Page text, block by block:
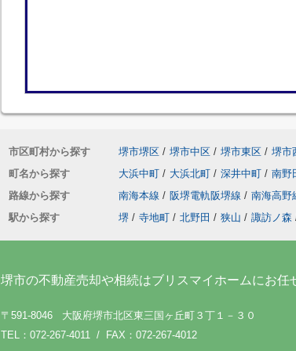
市区町村から探す 堺市堺区 / 堺市中区 / 堺市東区 / 堺市
町名から探す
大浜中町 / 大浜北町 / 深井中町 / 南野
路線から探す
南海本線 / 阪堺電軌阪堺線 / 南海高野
駅から探す
堺 / 寺地町 / 北野田 / 狭山 / 諏訪ノ森
堺市の不動産売却や相続はブリスマイホームにお任
〒591-8046 大阪府堺市北区東三国ヶ丘町３丁１－３０
TEL：072-267-4011 / FAX：072-267-4012